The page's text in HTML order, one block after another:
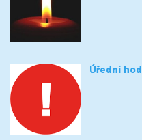
Úřední